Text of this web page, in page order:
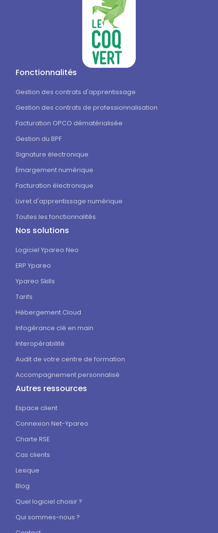
Fonctionnalités
Gestion des contrats d'apprentissage
Gestion des contrats de professionnalisation
Facturation OPCO dématérialisée
Gestion du BPF
Signature électronique
Émargement numérique
Facturation électronique
Livret d'apprentissage numérique
Toutes les fonctionnalités
Nos solutions
Logiciel Ypareo Neo
ERP Ypareo
Ypareo Skills
Tarifs
Hébergement Cloud
Infogérance clé en main
Interopérabilité
Audit de votre centre de formation
Accompagnement personnalisé
Autres ressources
Espace client
Connexion Net-Ypareo
Charte RSE
Cas clients
Lexique
Blog
Quel logiciel choisir ?
Qui sommes-nous ?